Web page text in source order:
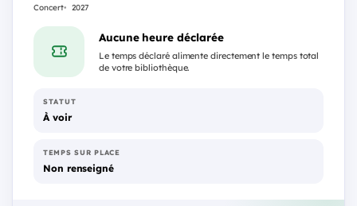
Concert 2027
Aucune heure déclarée
Le temps déclaré alimente directement le temps total
de votre bibliothèque.
STATUT
À voir
TEMPS SUR PLACE
Non renseigné